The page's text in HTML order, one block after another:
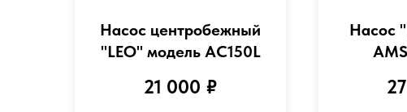
Насос центробежный
"LEO" модель AC150L
21 000 ₽
Насос